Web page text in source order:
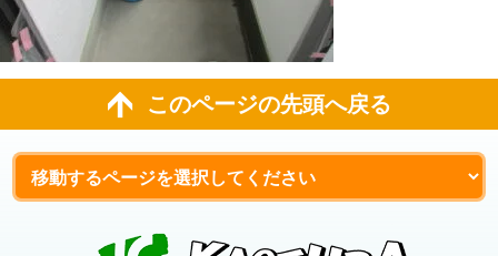
このページの先頭へ戻る